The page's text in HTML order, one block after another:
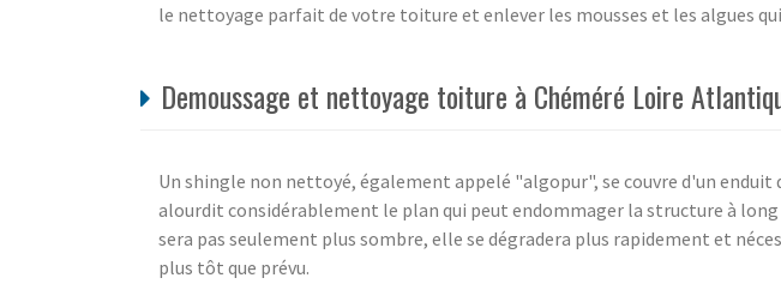
le nettoyage parfait de votre toiture et enlever les mousses et les algues
Demoussage et nettoyage toiture à Chéméré Loire
Un shingle non nettoyé, également appelé "algopur", se couvre d'un enduit
alourdit considérablement le plan qui peut endommager la structure à
sera pas seulement plus sombre, elle se dégradera plus rapidement et
plus tôt que prévu.